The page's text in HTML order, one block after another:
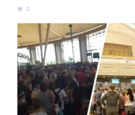
0